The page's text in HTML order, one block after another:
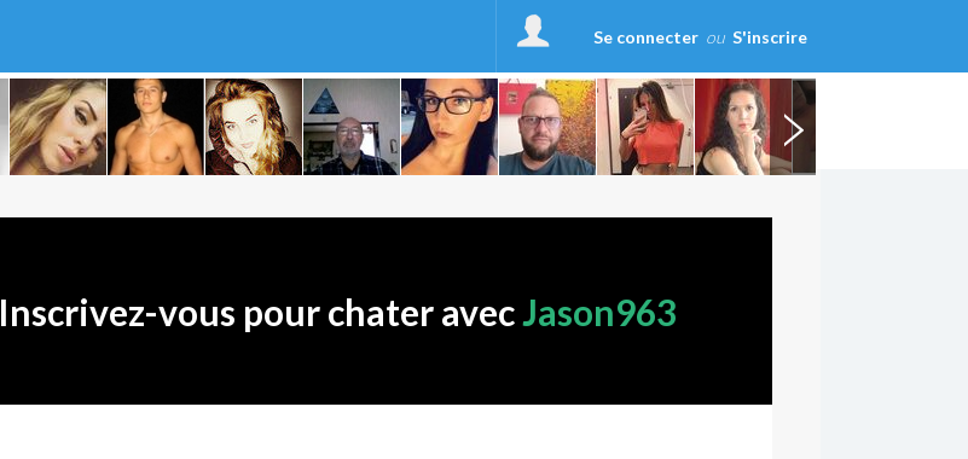
Se connecter ou S'inscrire
Inscrivez-vous pour chater avecJason963